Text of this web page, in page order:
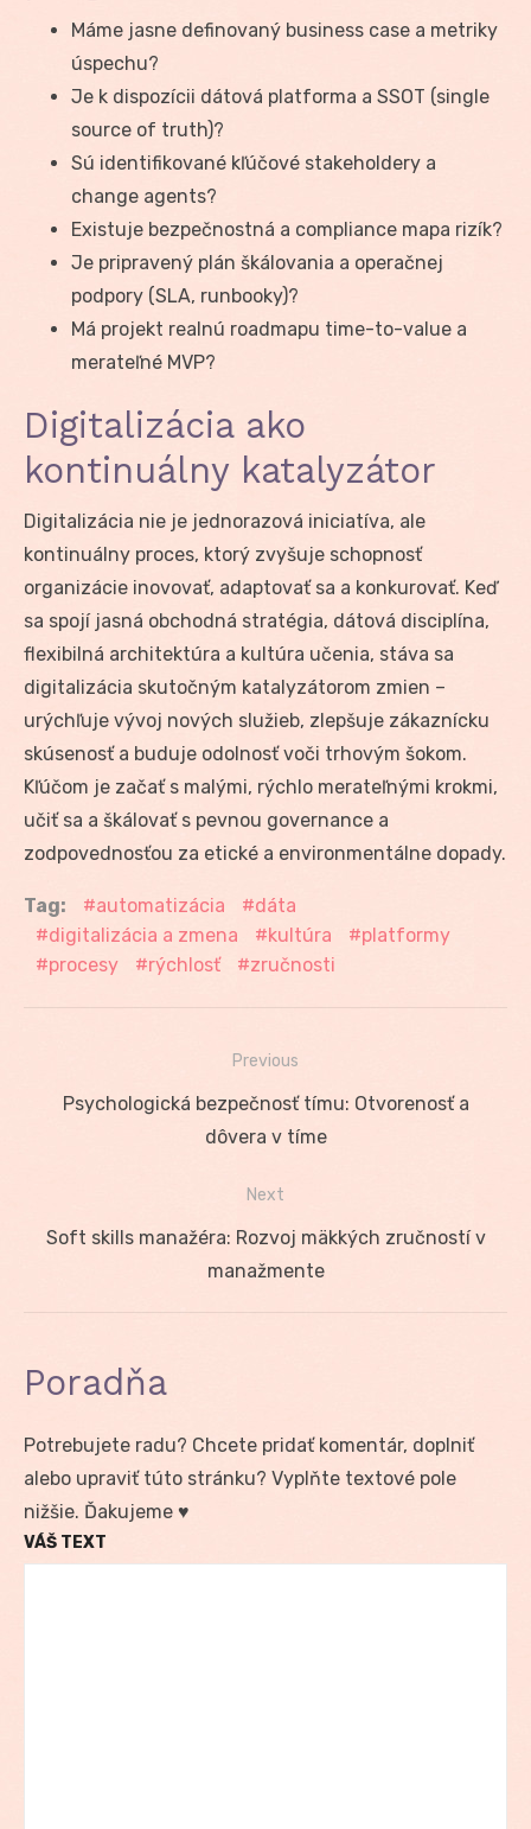
Máme jasne definovaný business case a metriky
úspechu?
Je k dispozícii dátová platforma a SSOT (single
source of truth)?
Sú identifikované kľúčové stakeholdery a
change agents?
Existuje bezpečnostná a compliance mapa rizík?
Je pripravený plán škálovania a operačnej
podpory (SLA, runbooky)?
Má projekt realnú roadmapu time-to-value a
merateľné MVP?
Digitalizácia ako
kontinuálny katalyzátor
Digitalizácia nie je jednorazová iniciatíva, ale
kontinuálny proces, ktorý zvyšuje schopnosť
organizácie inovovať, adaptovať sa a konkurovať. Keď
sa spojí jasná obchodná stratégia, dátová disciplína,
flexibilná architektúra a kultúra učenia, stáva sa
digitalizácia skutočným katalyzátorom zmien –
urýchľuje vývoj nových služieb, zlepšuje zákaznícku
skúsenosť a buduje odolnosť voči trhovým šokom.
Kľúčom je začať s malými, rýchlo merateľnými krokmi,
učiť sa a škálovať s pevnou governance a
zodpovednosťou za etické a environmentálne dopady.
Tag: automatizácia
dáta
digitalizácia a zmena
kultúra
platformy
procesy
rýchlosť zručnosti
Navigácia
Previous
Previous
Psychologická bezpečnosť tímu: Otvorenosť a
dôvera v tíme
Next
Next
Soft skills manažéra: Rozvoj mäkkých zručností v
manažmente
Poradňa
Potrebujete radu? Chcete pridať komentár, doplniť
alebo upraviť túto stránku? Vyplňte textové pole
nižšie. Ďakujeme ♥
VÁŠ TEXT